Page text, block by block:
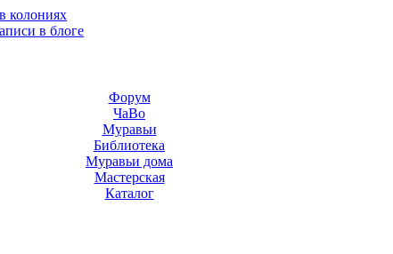
колониях
в блоге
Форум
ЧаВо
Муравьи
Библиотека
Муравьи дома
Мастерская
Каталог